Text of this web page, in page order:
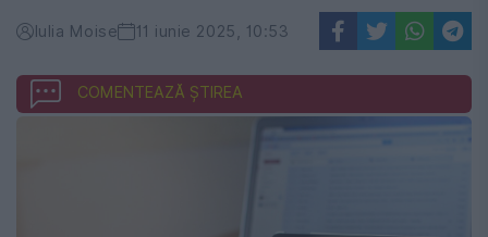
Iulia Moise 11 iunie 2025, 10:53
COMENTEAZĂ ȘTIREA